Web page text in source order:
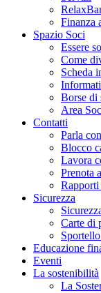
Finanza
Spazio Soci
Essere
Come
Scheda
Borse di
Area
Contatti
Parla
Blocco
Lavora
Prenota
Sicurezza
Carte di
Educazione
Eventi
La sostenibilità
La